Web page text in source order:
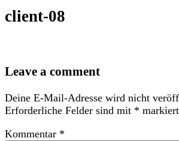
client-08
Leave a comment
Deine E-Mail-Adresse wird nicht
Erforderliche Felder sind mit * markiert
Kommentar *